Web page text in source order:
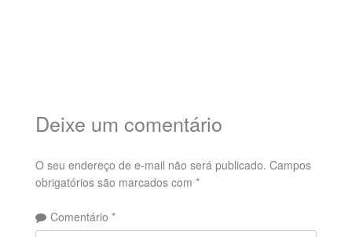
Deixe um comentário
O seu endereço de e-mail não será publicado. Campos
obrigatórios são marcados com *
Comentário *